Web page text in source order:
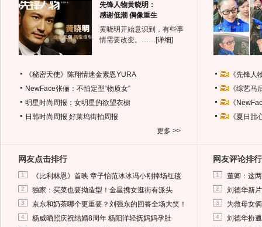
先锋人物黄晓明：
感谢低潮 偶像重生
黄晓明开始意识到，有些事
情需要改变。…… [详细]
《秘密天使》陈翔情迷金素恩YURA
NewFace张俪：不怕定型“物质女”
明星时尚周报：女明星的欲望衣橱
日韩时尚周报 好莱坞街拍周报
更多 >>
《先锋
《综艺
《
《夏日
网友点击排行
1 《比利林恩》首映 章子怡范冰冰冯小刚捧场红毯
2 独家：买菜也要拗造型！金星携女逛街有派头
3 京东和奶茶哪个更重要？刘强东的回答全场大笑！
4 杨威晒照庆祝结婚8周年 杨阳洋轻抚妈妈孕肚
网友评论排行
1 董卿：这
2 刘德华新
3 为救母女
4 刘德华扮